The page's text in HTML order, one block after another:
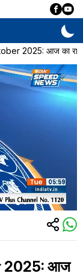
2025: आज का
2025: आज